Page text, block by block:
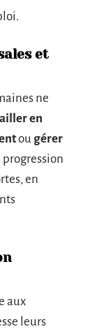
et
ne
en
ou gérer
progression
en
aux
leurs